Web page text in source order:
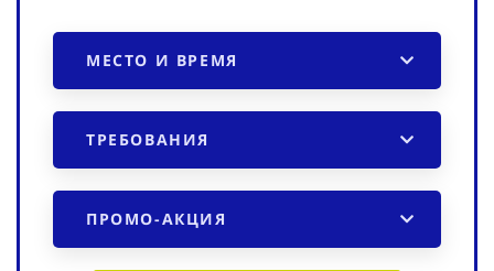
МЕСТО И ВРЕМЯ
ТРЕБОВАНИЯ
ПРОМО-АКЦИЯ